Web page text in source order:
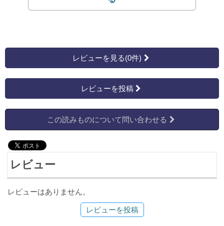
レビューを見る(0件)
レビューを投稿
この読みものについて問い合わせる
レビュー
レビューはありません。
レビューを投稿